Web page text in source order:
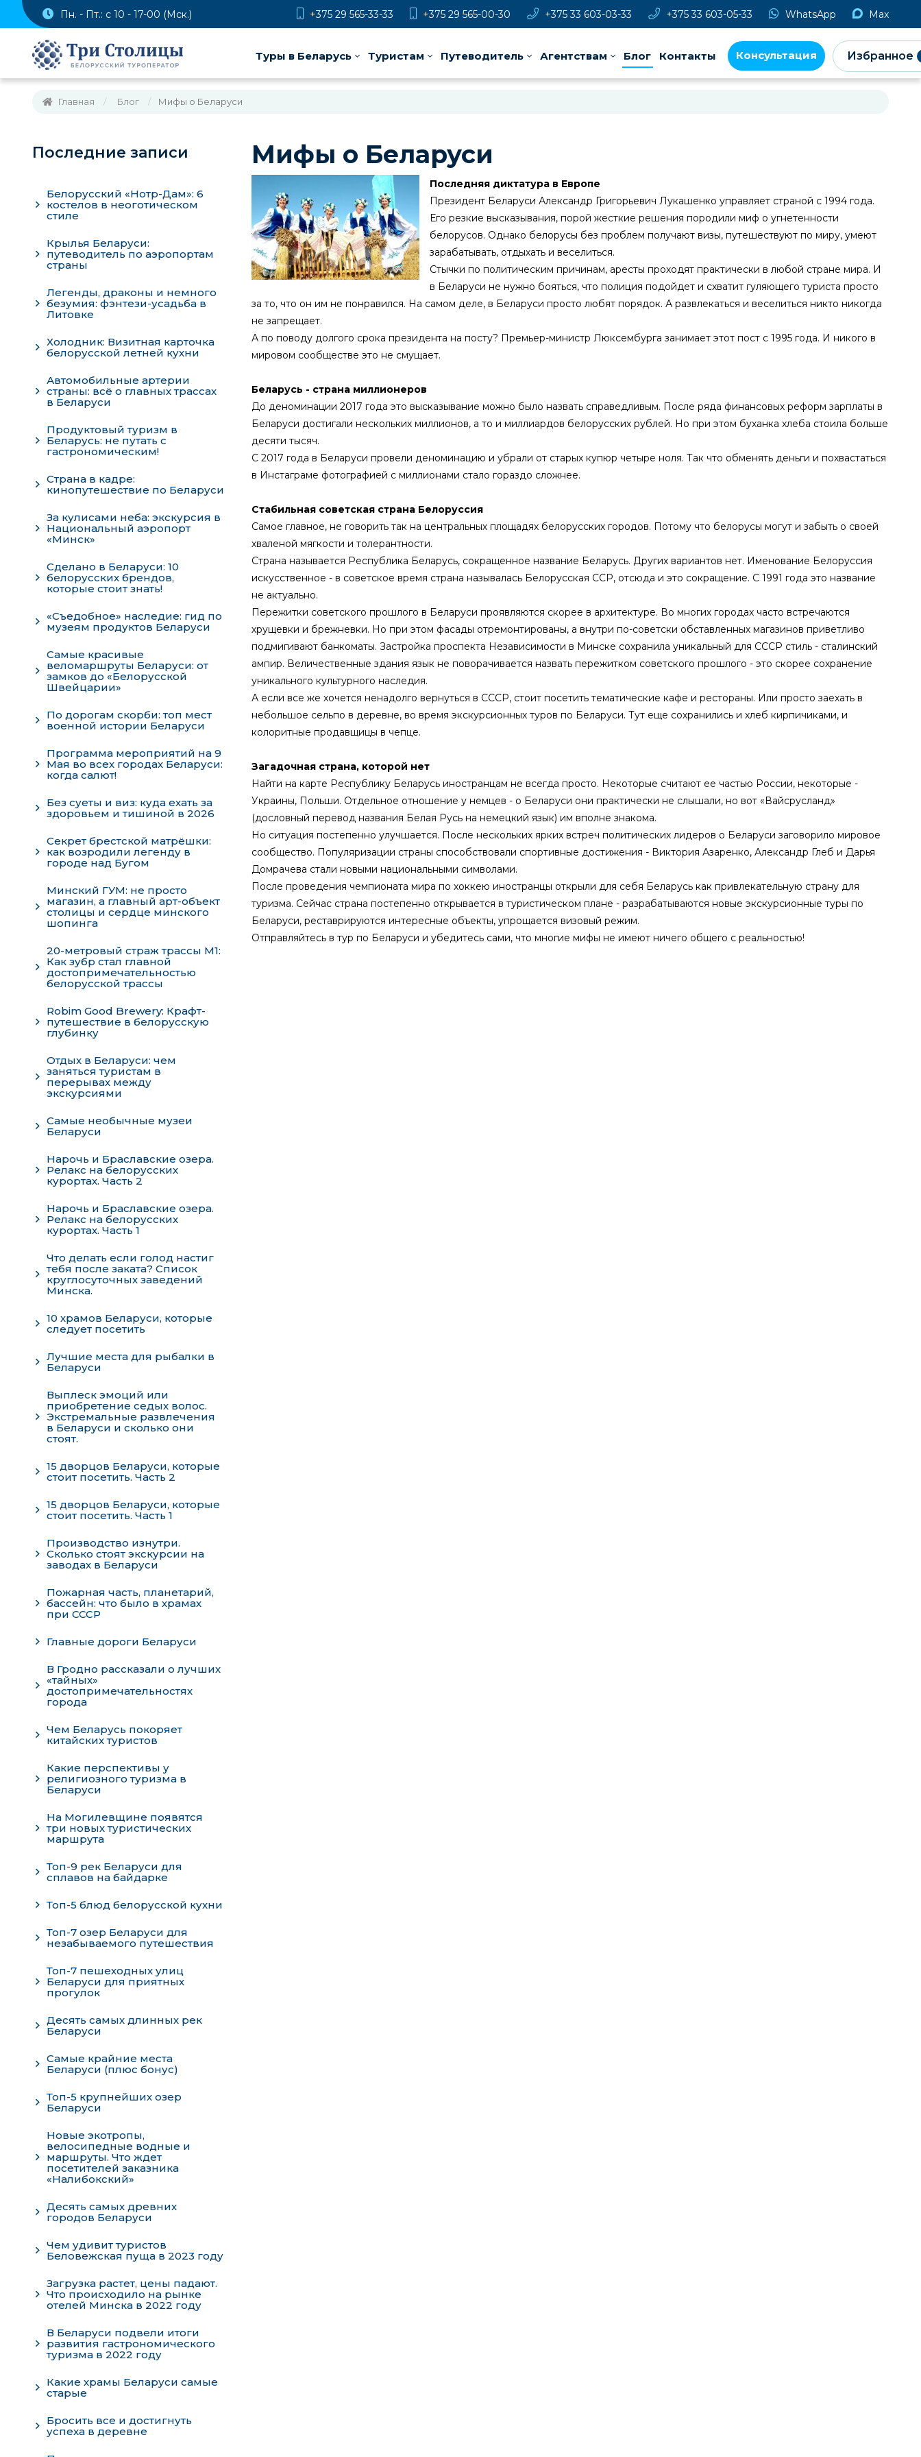
Пн. - Пт.: с 10 - 17-00 (Мск.) +375 29 565-33-33 +375 29 565-00-30 +375 33 603-03-33 +375 33 603-05-33 WhatsApp Max
Туры в Беларусь Туристам Путеводитель Агентствам Блог Контакты Консультация Избранное
Главная Блог Мифы о Беларуси
Последние записи
Белорусский «Нотр-Дам»: 6
костелов в неоготическом
стиле
Крылья Беларуси:
путеводитель по аэропортам
страны
Легенды, драконы и немного
безумия: фэнтези-усадьба в
Литовке
Холодник: Визитная карточка
белорусской летней кухни
Автомобильные артерии
страны: всё о главных трассах
в Беларуси
Продуктовый туризм в
Беларусь: не путать с
гастрономическим!
Страна в кадре:
кинопутешествие по Беларуси
За кулисами неба: экскурсия в
Национальный аэропорт
«Минск»
Сделано в Беларуси: 10
белорусских брендов,
которые стоит знать!
«Съедобное» наследие: гид по
музеям продуктов Беларуси
Самые красивые
веломаршруты Беларуси: от
замков до «Белорусской
Швейцарии»
По дорогам скорби: топ мест
военной истории Беларуси
Программа мероприятий на 9
Мая во всех городах Беларуси:
когда салют!
Без суеты и виз: куда ехать за
здоровьем и тишиной в 2026
Секрет брестской матрёшки:
как возродили легенду в
городе над Бугом
Минский ГУМ: не просто
магазин, а главный арт-объект
столицы и сердце минского
шопинга
20-метровый страж трассы М1:
Как зубр стал главной
достопримечательностью
белорусской трассы
Robim Good Brewery: Крафт-
путешествие в белорусскую
глубинку
Отдых в Беларуси: чем
заняться туристам в
перерывах между
экскурсиями
Самые необычные музеи
Беларуси
Нарочь и Браславские озера.
Релакс на белорусских
курортах. Часть 2
Нарочь и Браславские озера.
Релакс на белорусских
курортах. Часть 1
Что делать если голод настиг
тебя после заката? Cписок
круглосуточных заведений
Минска.
10 храмов Беларуси, которые
следует посетить
Лучшие места для рыбалки в
Беларуси
Выплеск эмоций или
приобретение седых волос.
Экстремальные развлечения
в Беларуси и сколько они
стоят.
15 дворцов Беларуси, которые
стоит посетить. Часть 2
15 дворцов Беларуси, которые
стоит посетить. Часть 1
Производство изнутри.
Сколько стоят экскурсии на
заводах в Беларуси
Пожарная часть, планетарий,
бассейн: что было в храмах
при СССР
Главные дороги Беларуси
В Гродно рассказали о лучших
«тайных»
достопримечательностях
города
Чем Беларусь покоряет
китайских туристов
Какие перспективы у
религиозного туризма в
Беларуси
На Могилевщине появятся
три новых туристических
маршрута
Топ-9 рек Беларуси для
сплавов на байдарке
Топ-5 блюд белорусской кухни
Топ-7 озер Беларуси для
незабываемого путешествия
Топ-7 пешеходных улиц
Беларуси для приятных
прогулок
Десять самых длинных рек
Беларуси
Самые крайние места
Беларуси (плюс бонус)
Топ-5 крупнейших озер
Беларуси
Новые экотропы,
велосипедные водные и
маршруты. Что ждет
посетителей заказника
«Налибокский»
Десять самых древних
городов Беларуси
Чем удивит туристов
Беловежская пуща в 2023 году
Загрузка растет, цены падают.
Что происходило на рынке
отелей Минска в 2022 году
В Беларуси подвели итоги
развития гастрономического
туризма в 2022 году
Какие храмы Беларуси самые
старые
Бросить все и достигнуть
успеха в деревне
Мифы о Беларуси
Последняя диктатура в Европе
Президент Беларуси Александр Григорьевич Лукашенко управляет страной с 1994 года.
Его резкие высказывания, порой жесткие решения породили миф о угнетенности
белорусов. Однако белорусы без проблем получают визы, путешествуют по миру, умеют
зарабатывать, отдыхать и веселиться.
Стычки по политическим причинам, аресты проходят практически в любой стране мира. И
в Беларуси не нужно бояться, что полиция подойдет и схватит гуляющего туриста просто
за то, что он им не понравился. На самом деле, в Беларуси просто любят порядок. А развлекаться и веселиться никто никогда
не запрещает.
А по поводу долгого срока президента на посту? Премьер-министр Люксембурга занимает этот пост с 1995 года. И никого в
мировом сообществе это не смущает.
Беларусь - страна миллионеров
До деноминации 2017 года это высказывание можно было назвать справедливым. После ряда финансовых реформ зарплаты в
Беларуси достигали нескольких миллионов, а то и миллиардов белорусских рублей. Но при этом буханка хлеба стоила больше
десяти тысяч.
С 2017 года в Беларуси провели деноминацию и убрали от старых купюр четыре ноля. Так что обменять деньги и похвастаться
в Инстаграме фотографией с миллионами стало гораздо сложнее.
Стабильная советская страна Белоруссия
Самое главное, не говорить так на центральных площадях белорусских городов. Потому что белорусы могут и забыть о своей
хваленой мягкости и толерантности.
Страна называется Республика Беларусь, сокращенное название Беларусь. Других вариантов нет. Именование Белоруссия
искусственное - в советское время страна называлась Белорусская ССР, отсюда и это сокращение. С 1991 года это название
не актуально.
Пережитки советского прошлого в Беларуси проявляются скорее в архитектуре. Во многих городах часто встречаются
хрущевки и брежневки. Но при этом фасады отремонтированы, а внутри по-советски обставленных магазинов приветливо
подмигивают банкоматы. Застройка проспекта Независимости в Минске сохранила уникальный для СССР стиль - сталинский
ампир. Величественные здания язык не поворачивается назвать пережитком советского прошлого - это скорее сохранение
уникального культурного наследия.
А если все же хочется ненадолго вернуться в СССР, стоит посетить тематические кафе и рестораны. Или просто заехать в
небольшое сельпо в деревне, во время экскурсионных туров по Беларуси. Тут еще сохранились и хлеб кирпичиками, и
колоритные продавщицы в чепце.
Загадочная страна, которой нет
Найти на карте Республику Беларусь иностранцам не всегда просто. Некоторые считают ее частью России, некоторые -
Украины, Польши. Отдельное отношение у немцев - о Беларуси они практически не слышали, но вот «Вайсрусланд»
(дословный перевод названия Белая Русь на немецкий язык) им вполне знакома.
Но ситуация постепенно улучшается. После нескольких ярких встреч политических лидеров о Беларуси заговорило мировое
сообщество. Популяризации страны способствовали спортивные достижения - Виктория Азаренко, Александр Глеб и Дарья
Домрачева стали новыми национальными символами.
После проведения чемпионата мира по хоккею иностранцы открыли для себя Беларусь как привлекательную страну для
туризма. Сейчас страна постепенно открывается в туристическом плане - разрабатываются новые экскурсионные туры по
Беларуси, реставрируются интересные объекты, упрощается визовый режим.
Отправляйтесь в тур по Беларуси и убедитесь сами, что многие мифы не имеют ничего общего с реальностью!